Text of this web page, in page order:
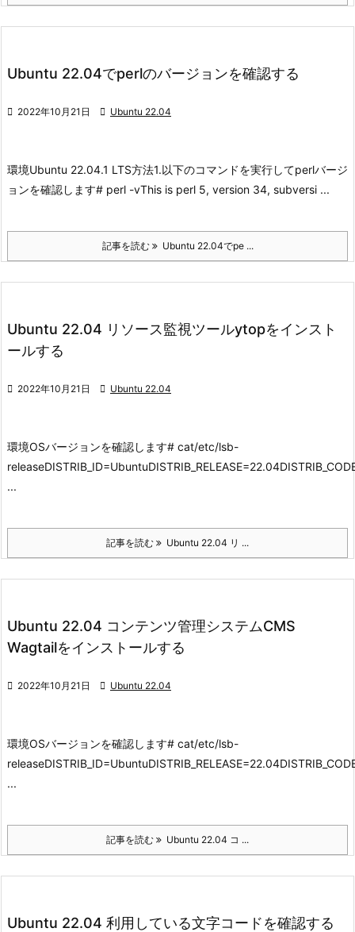
Ubuntu 22.04でperlのバージョンを確認する
 2022年10月21日  Ubuntu 22.04
環境Ubuntu 22.04.1 LTS方法1.以下のコマンドを実行してperlバージ
ョンを確認します# perl -vThis is perl 5, version 34, subversi ...
記事を読む Ubuntu 22.04でpe ...
Ubuntu 22.04 リソース監視ツールytopをインスト
ールする
 2022年10月21日  Ubuntu 22.04
環境OSバージョンを確認します# cat/etc/lsb-
...
記事を読む Ubuntu 22.04 リ ...
Ubuntu 22.04 コンテンツ管理システムCMS
Wagtailをインストールする
 2022年10月21日  Ubuntu 22.04
環境OSバージョンを確認します# cat/etc/lsb-
...
記事を読む Ubuntu 22.04 コ ...
Ubuntu 22.04 利用している文字コードを確認する